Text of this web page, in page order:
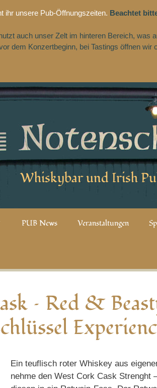
ihr unsere Pub-Öffnungszeiten. Beachtet
auch unser Zelt im hinteren Bereich, was
dem Konzertbeginn, bei Tastings öffnen wir
Whiskybar und Irish
PUB News Veranstaltungen
– Red &
Ein teuflisch roter Whiskey aus
nehme den West Cork Cask Strenght